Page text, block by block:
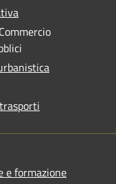
e formazione